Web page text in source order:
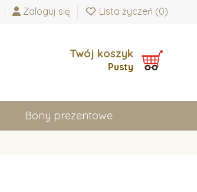
Zaloguj się Lista życzeń (0)
Twój koszyk
Pusty
Bony prezentowe